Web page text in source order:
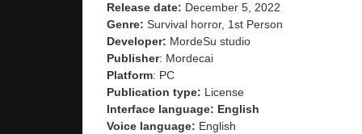
Release date: December 5, 2022
Genre: Survival horror, 1st Person
Developer: MordeSu studio
Publisher: Mordecai
Platform: PC
Publication type: License
Interface language: English
Voice language: English